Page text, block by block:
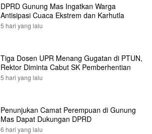
DPRD Gunung Mas Ingatkan Warga
Antisipasi Cuaca Ekstrem dan Karhutla
5 hari yang lalu
Tiga Dosen UPR Menang Gugatan di PTUN,
Rektor Diminta Cabut SK Pemberhentian
5 hari yang lalu
Penunjukan Camat Perempuan di Gunung
Mas Dapat Dukungan DPRD
6 hari yang lalu